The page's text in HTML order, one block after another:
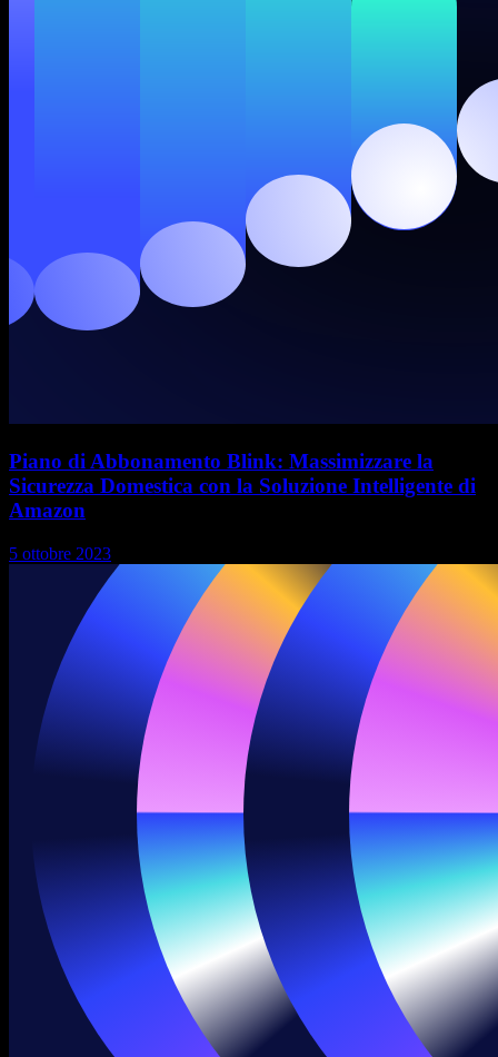
Piano di Abbonamento Blink: Massimizzare la
Sicurezza Domestica con la Soluzione Intelligente di
Amazon
5 ottobre 2023